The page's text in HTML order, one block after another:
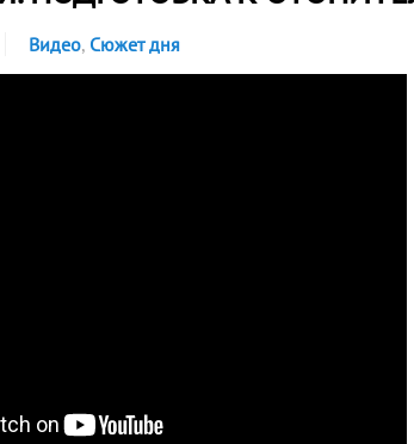
Видео, Сюжет дня